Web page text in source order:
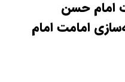
امام حسن
امامت امام